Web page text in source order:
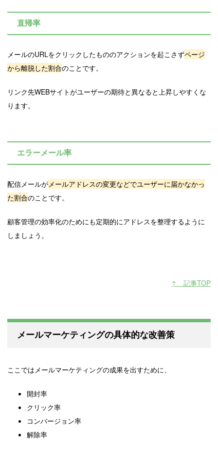
直帰率
メールのURLをクリックしたもののアクションを起こさずページ
から離脱した割合のことです。
リンク先WEBサイトがユーザーの期待と異なると上昇しやすくな
ります。
エラーメール率
配信メールが メールアドレスの変更などでユーザーに届かなかっ
た割合のことです。
顧客管理の効率化のためにも定期的にアドレスを整理するように
しましょう。
↑ 記事TOP
メールマーケティングの具体的な改善策
ここではメールマーケティングの成果を出すために、
開封率
クリック率
コンバージョン率
解除率